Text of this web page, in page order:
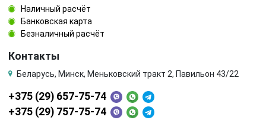
Наличный расчёт
Банковская карта
Безналичный расчёт
Контакты
Беларусь, Минск, Меньковский тракт 2, Павильон 43/22
+375 (29) 657-75-74
+375 (29) 757-75-74